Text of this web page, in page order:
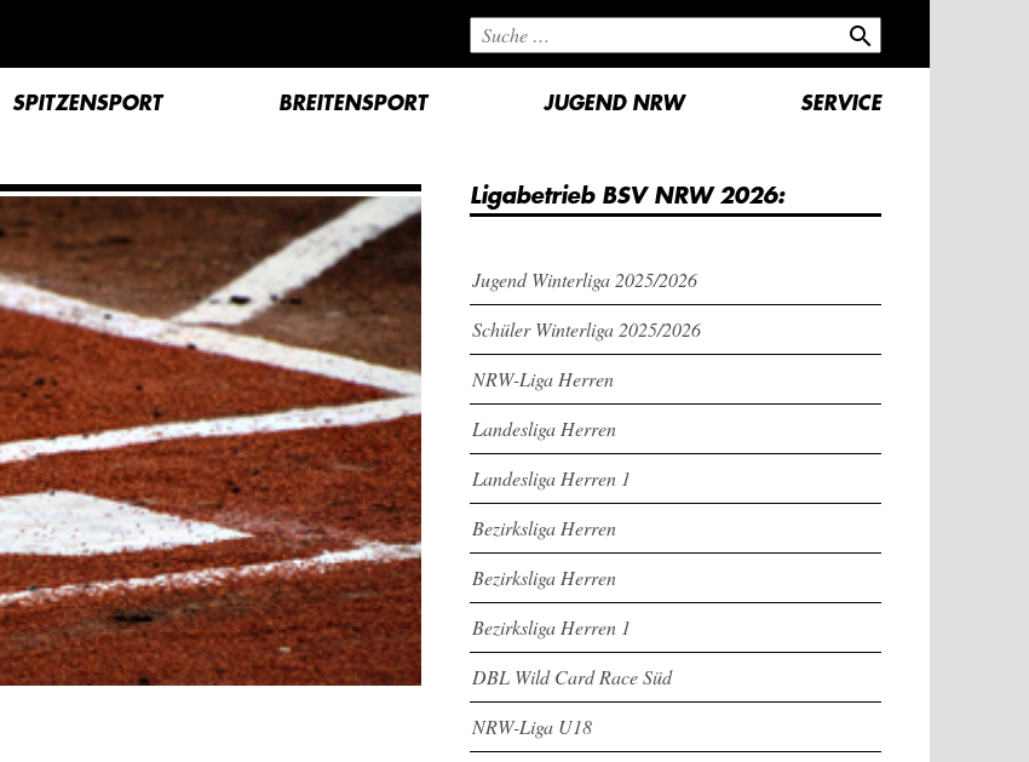
search
SPITZENSPORT BREITENSPORT JUGEND NRW SERVICE
Ligabetrieb BSV NRW 2026:
Jugend Winterliga 2025/2026
Schüler Winterliga 2025/2026
NRW-Liga Herren
Landesliga Herren
Landesliga Herren 1
Bezirksliga Herren
Bezirksliga Herren
Bezirksliga Herren 1
DBL Wild Card Race Süd
NRW-Liga U18